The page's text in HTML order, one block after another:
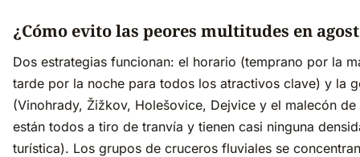
¿Cómo evito las peores multitudes en
Dos estrategias funcionan: el horario (temprano por la
tarde por la noche para todos los atractivos clave) y la
(Vinohrady, Žižkov, Holešovice, Dejvice y el malecón de
están todos a tiro de tranvía y tienen casi ninguna
turística). Los grupos de cruceros fluviales se concentran